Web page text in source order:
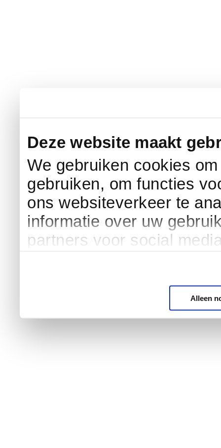
Deze website maakt
We gebruiken cookies
gebruiken, om functies
ons websiteverkeer te
informatie over uw
partners voor social
Alleen